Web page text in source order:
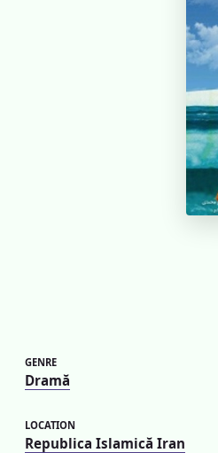
GENRE
Dramă
LOCATION
Republica Islamică Iran